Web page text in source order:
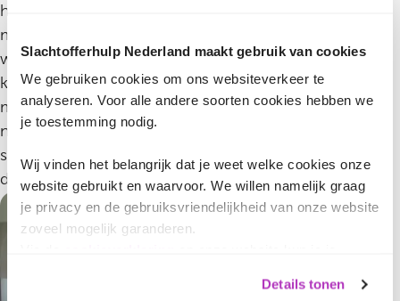
Slachtofferhulp Nederland maakt gebruik van cookies
We gebruiken cookies om ons websiteverkeer te
analyseren. Voor alle andere soorten cookies hebben we
je toestemming nodig.
Wij vinden het belangrijk dat je weet welke cookies onze
website gebruikt en waarvoor. We willen namelijk graag
je privacy en de gebruiksvriendelijkheid van onze website
zoveel mogelijk garanderen.
vind je meer informatie over wie we
Details tonen
haar werk. “Ik stond een vrouw bij die zwaar
mishandeld was door haar partner. Samen deden
we een aanvraag voor schadevergoeding en die
kreeg ze ook. Ze belde me in tranen op dat ze
me zo dankbaar was en dat ze dit zonder mij
nooit had gekund. Nou, toen moest ik even
slikken hoor. Ze hervond haar veerkracht, en daar
doe ik het voor.”